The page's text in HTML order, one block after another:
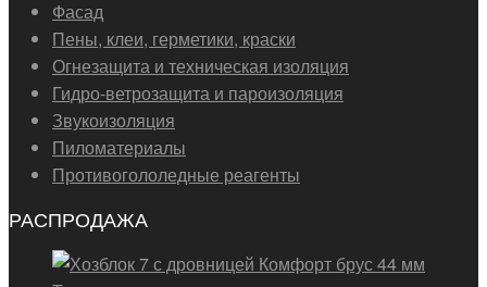
Фасад
Пены, клеи, герметики, краски
Огнезащита и техническая изоляция
Гидро-ветрозащита и пароизоляция
Звукоизоляция
Пиломатериалы
Противогололедные реагенты
РАСПРОДАЖА